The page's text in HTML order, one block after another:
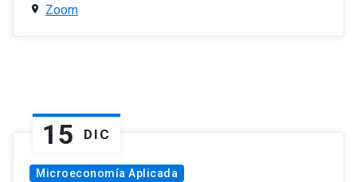
Zoom
15 DIC
Microeconomía Aplicada